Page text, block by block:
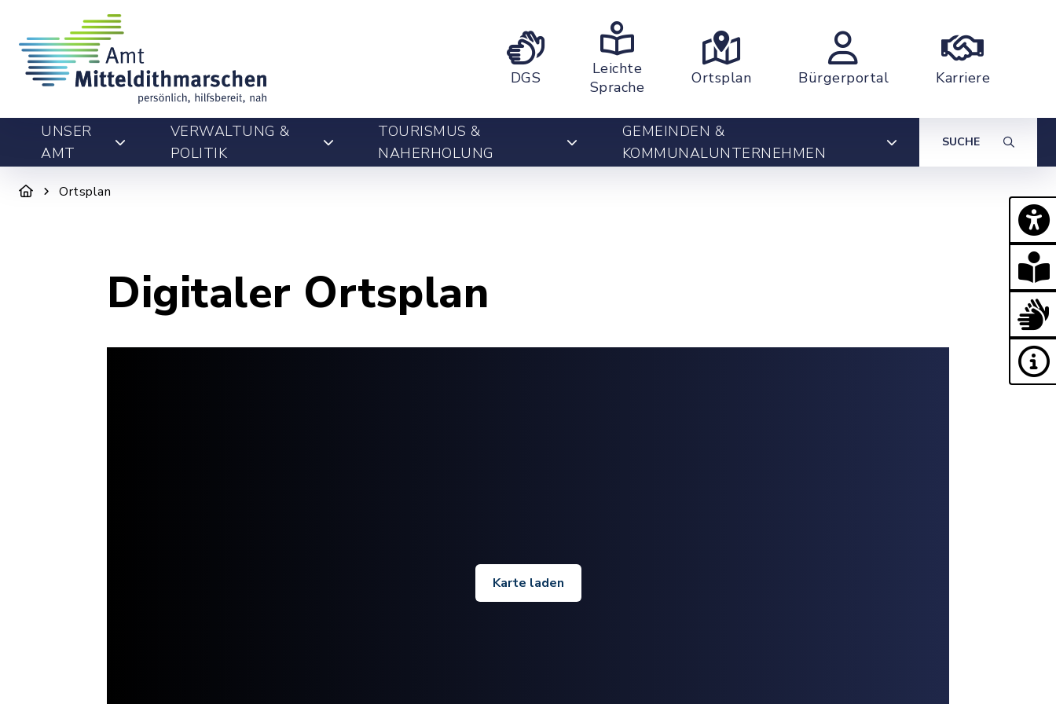
DGS
Leichte
Sprache
Ortsplan Bürgerportal Karriere
UNSER
AMT
VERWALTUNG &
POLITIK
TOURISMUS &
NAHERHOLUNG
GEMEINDEN &
KOMMUNALUNTERNEHMEN
SUCHE
Ortsplan
Digitaler Ortsplan
Karte laden